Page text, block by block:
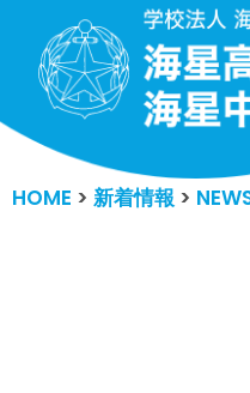
コ
テ
ツ
HOME > 新着情報>